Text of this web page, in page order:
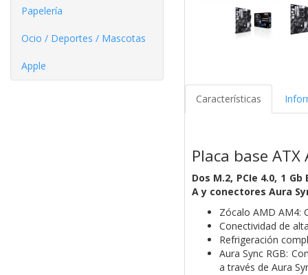
Papelería
Ocio / Deportes / Mascotas
Apple
Características
Placa base
Dos M.2, PCIe 4.0, 1
A y conectores Aura
Zócalo AMD AM4:
Conectividad de
Refrigeración
Aura Sync RGB:
a través de Aura